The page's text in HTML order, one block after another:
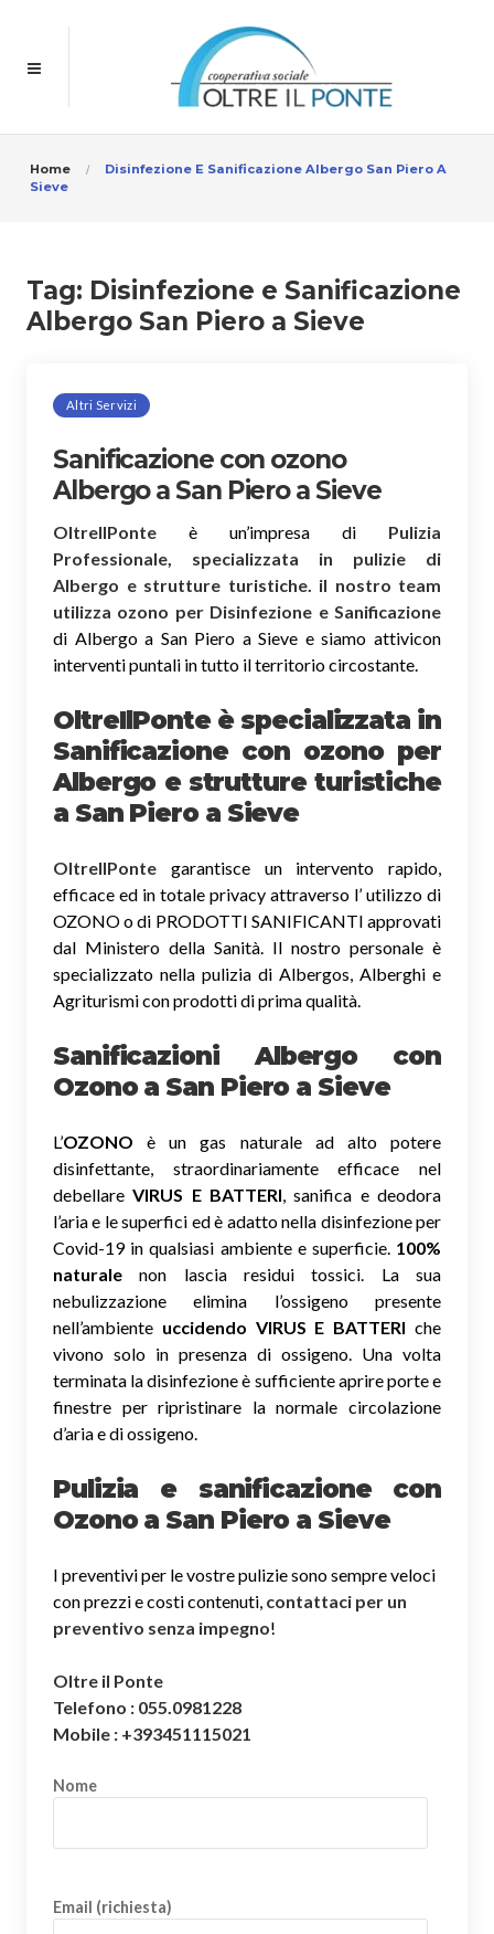
Home
Disinfezione E Sanificazione Albergo San Piero A
Sieve
Tag: Disinfezione e Sanificazione
Albergo San Piero a Sieve
Altri Servizi
Sanificazione con ozono
Albergo a San Piero a Sieve
OltreIlPonte è un’impresa di Pulizia
Professionale, specializzata in pulizie di
Albergo e strutture turistiche. il nostro team
utilizza ozono per Disinfezione e Sanificazione
di Albergo a San Piero a Sieve e siamo attivicon
interventi puntali in tutto il territorio circostante.
OltreIlPonte è specializzata in
Sanificazione con ozono per
Albergo e strutture turistiche
a San Piero a Sieve
OltreIlPonte garantisce un intervento rapido,
efficace ed in totale privacy attraverso l’ utilizzo di
OZONO o di PRODOTTI SANIFICANTI approvati
dal Ministero della Sanità. Il nostro personale è
specializzato nella pulizia di Albergos, Alberghi e
Agriturismi con prodotti di prima qualità.
Sanificazioni Albergo con
Ozonoa San Piero a Sieve
L’OZONO è un gas naturale ad alto potere
disinfettante, straordinariamente efficace nel
debellareVIRUS E BATTERI, sanifica e deodora
l’aria e le superfici ed è adatto nella disinfezione per
Covid-19 in qualsiasi ambiente e superficie. 100%
naturale non lascia residui tossici. La sua
nebulizzazione elimina l’ossigeno presente
nell’ambiente uccidendo VIRUS E BATTERI che
vivono solo in presenza di ossigeno. Una volta
terminata la disinfezione è sufficiente aprire porte e
finestre per ripristinare la normale circolazione
d’aria e di ossigeno.
Pulizia e sanificazione con
Ozono a San Piero a Sieve
I preventivi per le vostre pulizie sono sempre veloci
con prezzi e costi contenuti, contattaci per un
preventivo senza impegno!
Oltre il Ponte
Telefono : 055.0981228
Mobile : +393451115021
Nome
Email (richiesta)